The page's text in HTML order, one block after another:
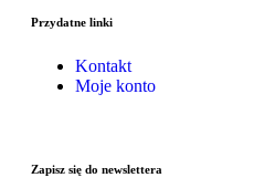
Przydatne linki
Kontakt
Moje konto
Zapisz się do newslettera